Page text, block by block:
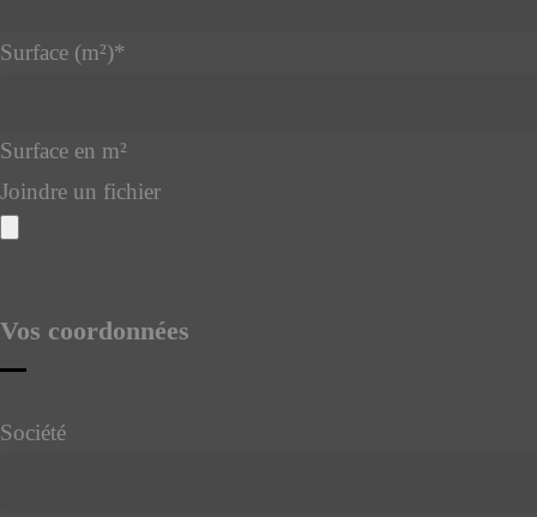
Surface (m²)*
Surface en m²
Joindre un fichier
Vos coordonnées
Société